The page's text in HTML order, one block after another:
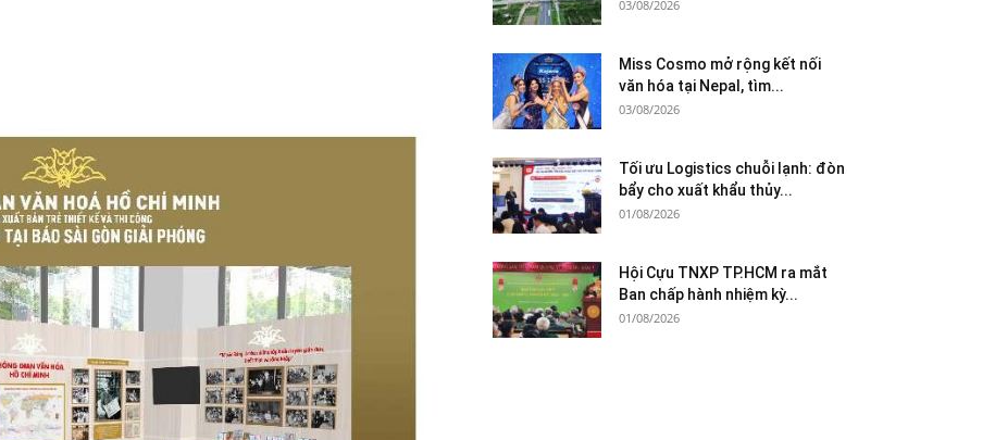
03/08/2026
Miss Cosmo mở rộng kết nối
văn hóa tại Nepal, tìm...
03/08/2026
Tối ưu Logistics chuỗi lạnh: đòn
bẩy cho xuất khẩu thủy...
01/08/2026
Hội Cựu TNXP TP.HCM ra mắt
Ban chấp hành nhiệm kỳ...
01/08/2026